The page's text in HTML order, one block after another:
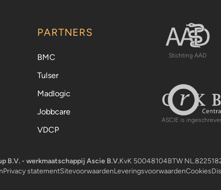
PARTNERS
BMC
Tulser
Madlogic
Jobbcare
VDCP
Stichting AAD
Stichting AAD
Centraal
ASCIE is
B.V. - werkmaatschappij Ascie B.V.KvK 50048104BTW
Privacy statementSitevoorwaardenLeveringsvoorwaardenCookies